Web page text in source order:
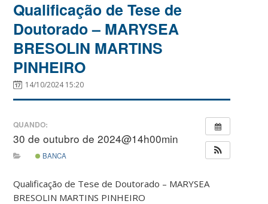
Qualificação de Tese de
Doutorado – MARYSEA
BRESOLIN MARTINS
PINHEIRO
14/10/2024 15:20
QUANDO:
30 de outubro de 2024@14h00min
BANCA
Qualificação de Tese de Doutorado – MARYSEA
BRESOLIN MARTINS PINHEIRO